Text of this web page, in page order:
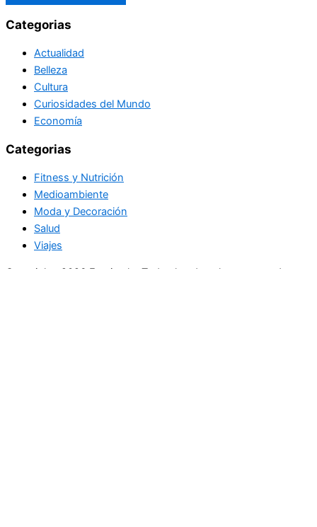
Categorias
Actualidad
Belleza
Cultura
Curiosidades del Mundo
Economía
Categorias
Fitness y Nutrición
Medioambiente
Moda y Decoración
Salud
Viajes
Copyright+2026 En circulo. Todos los derechos reservados